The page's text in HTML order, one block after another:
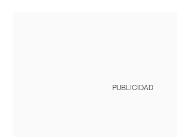
PUBLICIDAD